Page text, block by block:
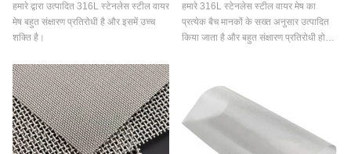
हमारे द्वारा उत्पादित 316L स्टेनलेस स्टील वायर
मेष बहुत संक्षारण प्रतिरोधी है और इसमें उच्च
शक्ति है।
हमारे 316L स्टेनलेस स्टील वायर मेष का
प्रत्येक बैच मानकों के सख्त अनुसार उत्पादित
किया जाता है और बहुत संक्षारण प्रतिरोधी होता